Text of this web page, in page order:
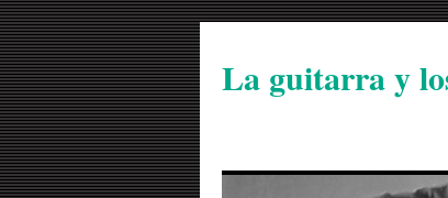
La guitarra y